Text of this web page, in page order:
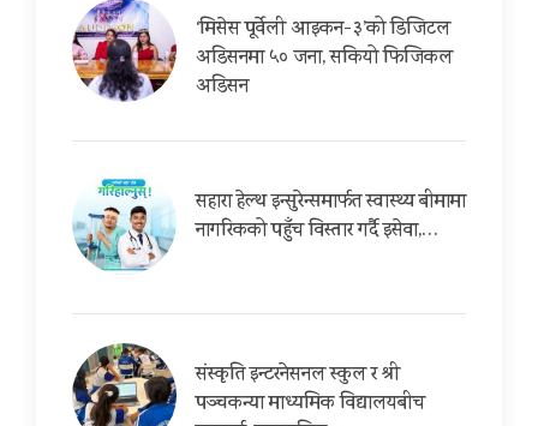
‘मिसेस पूर्वेली आइकन-३’को डिजिटल
अडिसनमा ५० जना, सकियो फिजिकल
अडिसन
सहारा हेल्थ इन्सुरेन्समार्फत स्वास्थ्य बीमामा
नागरिकको पहुँच विस्तार गर्दै इसेवा,…
संस्कृति इन्टरनेसनल स्कुल र श्री
पञ्चकन्या माध्यमिक विद्यालयबीच